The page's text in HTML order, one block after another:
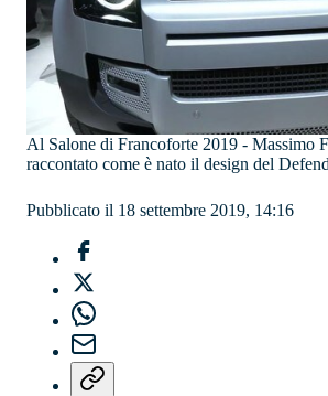
Al Salone di Francoforte 2019 - Massimo
raccontato come è nato il design del
Pubblicato il 18 settembre 2019, 14:16